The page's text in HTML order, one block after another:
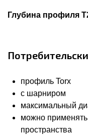
Глубина профиля
профиль Torx
с шарниром
максимальный
можно применять
пространства